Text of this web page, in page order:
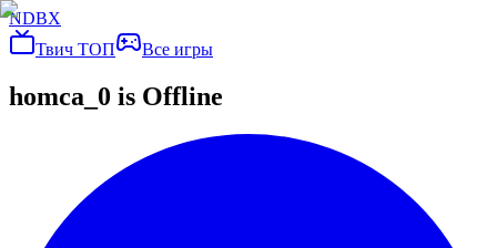
NDBX
Твич ТОП
Все игры
homca_0 is Offline